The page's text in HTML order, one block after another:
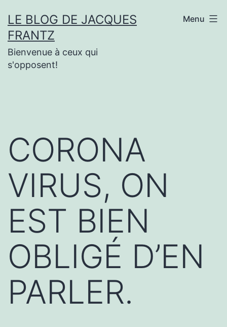
au
contenu
LE BLOG DE JACQUES
FRANTZ
Bienvenue à ceux qui
s'opposent!
Menu
CORONA
VIRUS, ON
EST BIEN
OBLIGÉ D’EN
PARLER.